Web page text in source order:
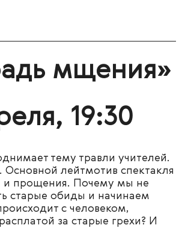
мщения»
19:30
тему травли учителей.
Основной лейтмотив спектакля
и прощения. Почему мы не
старые обиды и начинаем
с человеком,
за старые грехи? И